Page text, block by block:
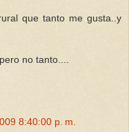
que tanto me gusta..y
no tanto....
8:40:00 p. m.